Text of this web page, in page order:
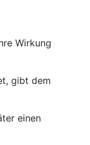
Wirkung
gibt dem
einen